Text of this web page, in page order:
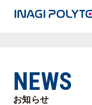
NEWS
お知らせ